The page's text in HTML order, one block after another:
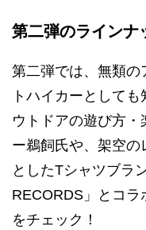
第二弾のラインナ
第二弾では、無類の
トハイカーとして
ウトドアの遊び方・
ー鵜飼氏や、架空の
としたTシャツブラ
RECORDS」とコ
をチェック！